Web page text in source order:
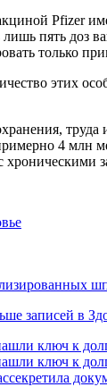
Pfizer
пять доз
только
этих
4 млн
записей в
ключ к
ключ к